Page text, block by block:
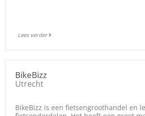
Lees verder
BikeBizz
Utrecht
BikeBizz is een fietsengroothandel en